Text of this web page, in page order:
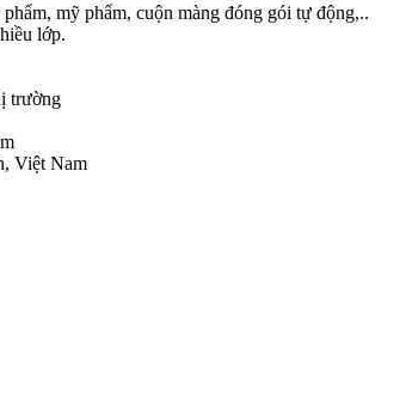
mỹ phẩm, cuộn màng đóng gói tự động,..
lớp.
trường
Việt Nam